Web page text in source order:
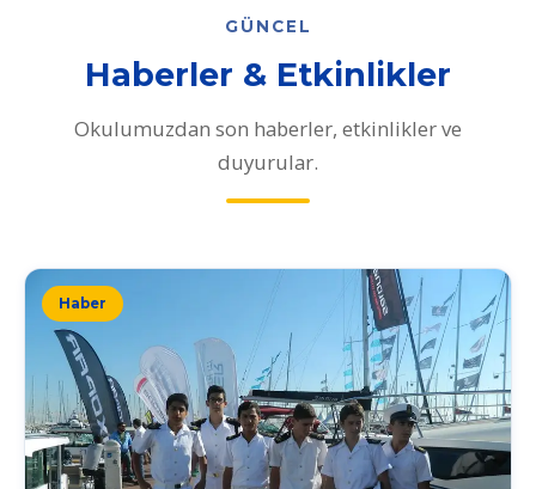
GÜNCEL
Haberler & Etkinlikler
Okulumuzdan son haberler, etkinlikler ve
duyurular.
Haber